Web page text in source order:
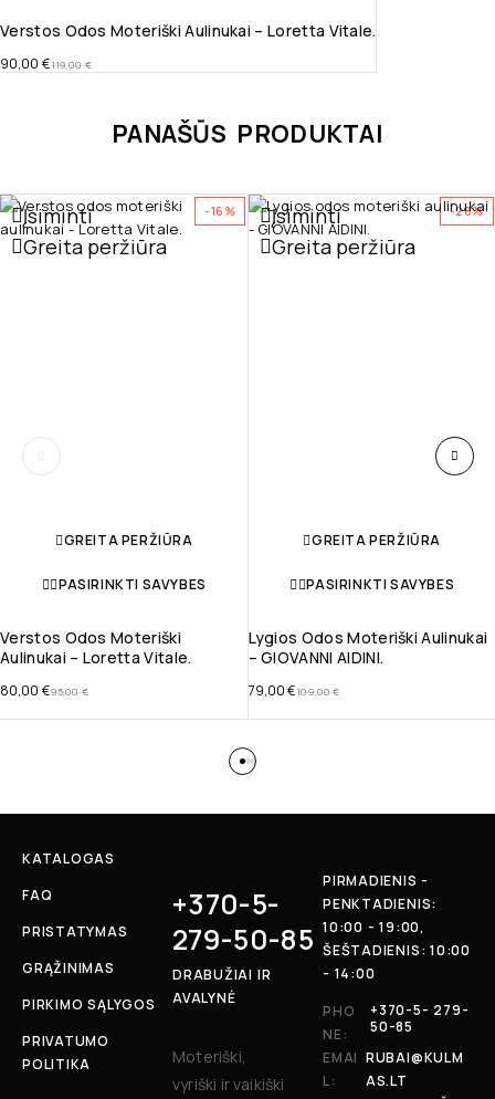
Verstos Odos Moteriški Aulinukai – Loretta Vitale.
119,00€
90,00 €
PANAŠŪS PRODUKTAI
-16%
Įsiminti
Greita peržiūra
GREITA PERŽIŪRA
PASIRINKTI SAVYBES
Verstos Odos Moteriški
Aulinukai – Loretta Vitale.
95,00€
80,00 €
-28%
Įsiminti
Greita peržiūra
GREITA PERŽIŪRA
PASIRINKTI SAVYBES
Lygios Odos Moteriški Aulinukai
– GIOVANNI AIDINI.
109,00€
79,00€
KATALOGAS
FAQ
PRISTATYMAS
GRĄŽINIMAS
PIRKIMO SĄLYGOS
PRIVATUMO
POLITIKA
+370-5-
279-50-85
DRABUŽIAI IR
AVALYNĖ
Moteriški,
vyriški ir vaikiški
PIRMADIENIS -
PENKTADIENIS:
10:00 - 19:00,
ŠEŠTADIENIS: 10:00
- 14:00
PHO
NE:
+370-5- 279-
50-85
EMAI
L:
RUBAI@KULM
AS.LT